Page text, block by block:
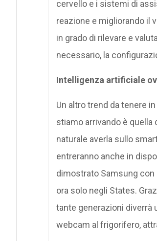
cervello e i sistemi di
reazione e migliorando il
in grado di rilevare e
necessario, la
Intelligenza artificiale
Un altro trend da tenere
stiamo arrivando è quella
naturale averla sullo
entreranno anche in
dimostrato Samsung con
ora solo negli States.
tante generazioni diverrà
webcam al frigorifero,